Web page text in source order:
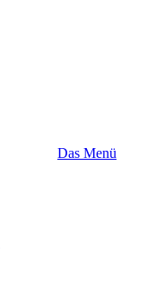
Das Menü